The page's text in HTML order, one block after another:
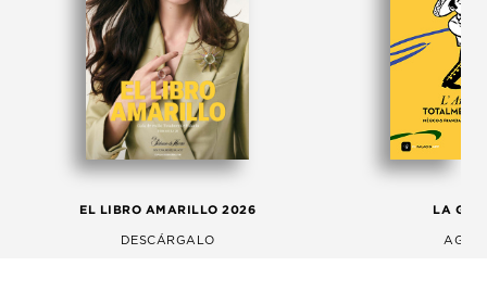
EL LIBRO AMARILLO 2026
DESCÁRGALO
LA